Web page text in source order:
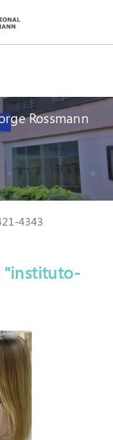
Rossmann
4343
"instituto-